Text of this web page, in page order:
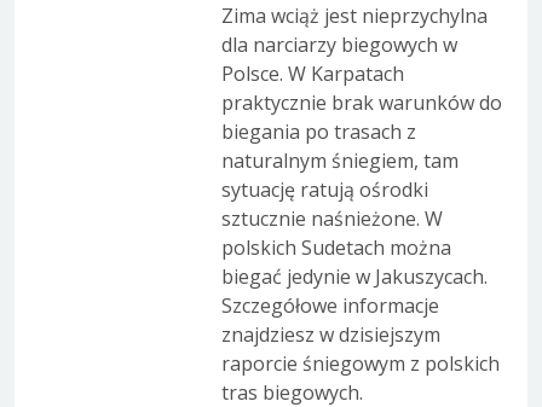
Zima wciąż jest nieprzychylna
dla narciarzy biegowych w
Polsce. W Karpatach
praktycznie brak warunków do
biegania po trasach z
naturalnym śniegiem, tam
sytuację ratują ośrodki
sztucznie naśnieżone. W
polskich Sudetach można
biegać jedynie w Jakuszycach.
Szczegółowe informacje
znajdziesz w dzisiejszym
raporcie śniegowym z polskich
tras biegowych.